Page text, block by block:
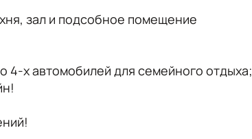
зал и подсобное помещение
4-х автомобилей для семейного отдыха;